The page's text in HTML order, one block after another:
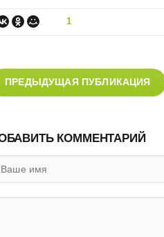
1
ПРЕДЫДУЩАЯ ПУБЛИКАЦИЯ
КОММЕНТАРИЙ